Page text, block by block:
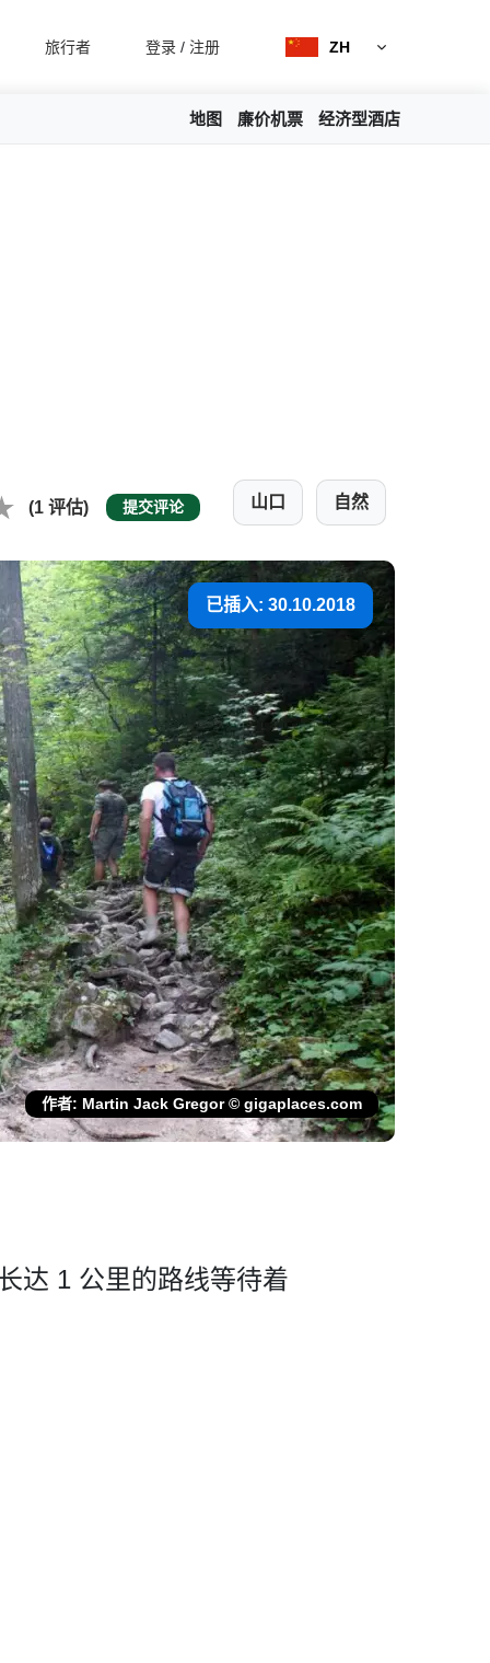
旅行者 登录 / 注册 ZH
地图 廉价机票 经济型酒店
(1 评估) 提交评论 山口 自然
已插入: 30.10.2018
作者: Martin Jack Gregor © gigaplaces.com
达 1 公里的路线等待着